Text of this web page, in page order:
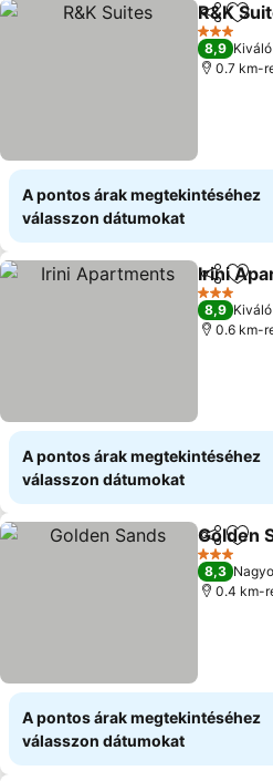
R&K
3 Kategória
8,9 Kiváló
0.7 km-
A pontos árak megtekintéséhez
válasszon dátumokat
Irini
3 Kategória
8,9 Kiváló
0.6 km-
A pontos árak megtekintéséhez
válasszon dátumokat
Golden
3 Kategória
8,3
0.4 km-
A pontos árak megtekintéséhez
válasszon dátumokat